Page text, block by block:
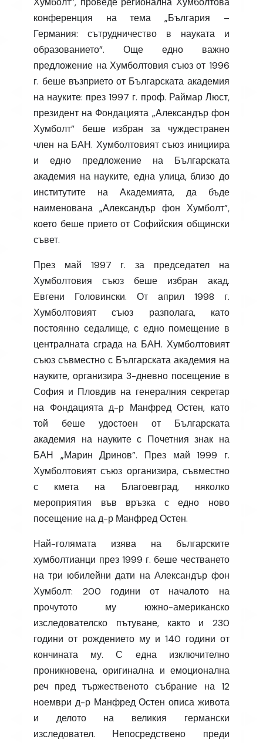
конференция на тема „България –
Германия: сътрудничество в науката и
образованието”. Още едно важно
предложение на Хумболтовия съюз от 1996
г. беше възприето от Българската академия
на науките: през 1997 г. проф. Раймар Люст,
президент на Фондацията „Александър фон
Хумболт” беше избран за чуждестранен
член на БАН. Хумболтовият съюз инициира
и едно предложение на Българската
академия на науките, една улица, близо до
институтите на Академията, да бъде
наименована „Александър фон Хумболт”,
което беше прието от Софийския общински
съвет.
През май 1997 г. за председател на
Хумболтовия съюз беше избран акад.
Евгени Головински. От април 1998 г.
Хумболтовият съюз разполага, като
постоянно седалище, с едно помещение в
централната сграда на БАН. Хумболтовият
съюз съвместно с Българската академия на
науките, организира 3-дневно посещение в
София и Пловдив на генералния секретар
на Фондацията д-р Манфред Остен, като
той беше удостоен от Българската
академия на науките с Почетния знак на
БАН „Марин Дринов”. През май 1999 г.
Хумболтовият съюз организира, съвместно
с кмета на Благоевград, няколко
мероприятия във връзка с едно ново
посещение на д-р Манфред Остен.
Най-голямата изява на българските
хумболтианци през 1999 г. беше честването
на три юбилейни дати на Александър фон
Хумболт: 200 години от началото на
прочутото му южно-американско
изследователско пътуване, както и 230
години от рождението му и 140 години от
кончината му. С една изключително
проникновена, оригинална и емоционална
реч пред тържественото събрание на 12
ноември д-р Манфред Остен описа живота
и делото на великия германски
изследовател. Непосредствено преди